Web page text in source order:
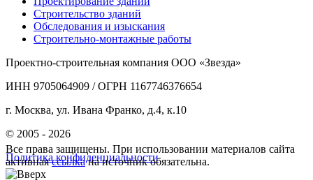
Строительство зданий
Обследования и изыскания
Строительно-монтажные работы
Проектно-строительная компания ООО «Звезда»
ИНН 9705064909 / ОГРН 1167746376654
г. Москва, ул. Ивана Франко, д.4, к.10
© 2005 - 2026
Политика конфиденциальности
Все права защищены. При использовании материалов сайта
активнаяссылкана источник обязательна.